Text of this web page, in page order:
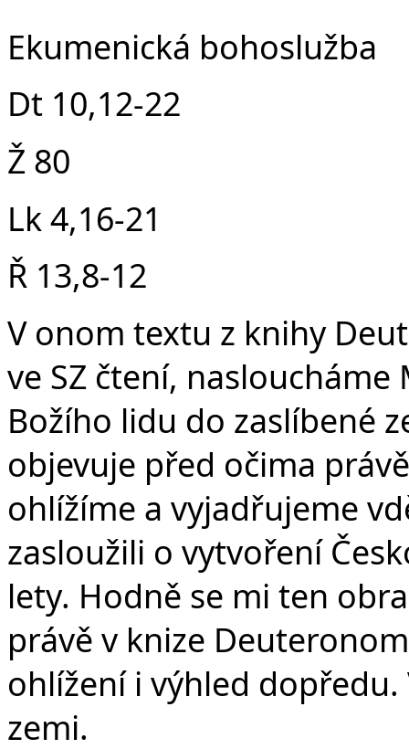
Ekumenická bohoslužba
Dt 10,12-22
Ž 80
Lk 4,16-21
Ř 13,8-12
V onom textu z knihy
ve SZ čtení,
Božího lidu do zaslíbené
objevuje před očima
ohlížíme a vyjadřujeme
zasloužili o vytvoření
lety. Hodně se mi ten
právě v knize
ohlížení i výhled
zemi.